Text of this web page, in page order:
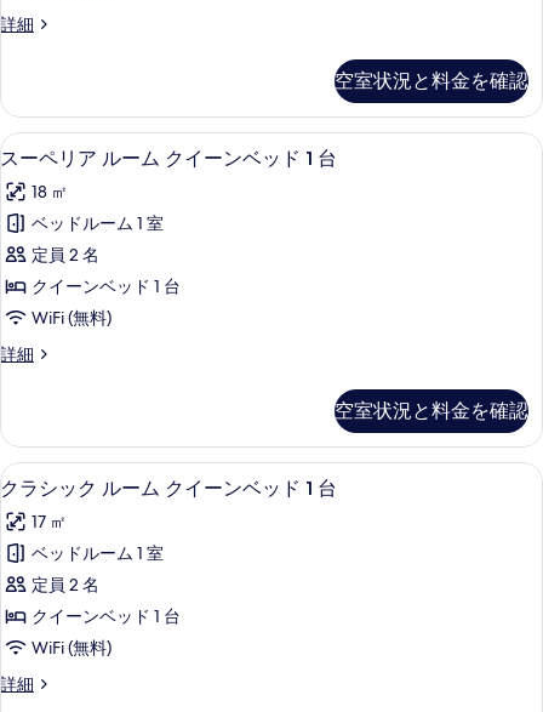
ト
す
べ
て
の
写
真
を
表
示
詳細
ジ
ス
イ
ー
の
詳
細
空室状況と料金を確認
ス
ー
ペ
リ
ア
ル
ム
イ
ー
ン
ベ
ッ
ド
1
台
の
スーペリア ルーム クイーンベッド 1
6
スーペリア ルーム クイーンベッド 1 台
18 ㎡
ベッドルーム 1 室
定員 2 名
クイーンベッド 1 台
WiFi (無料)
詳細
ス
ア
ル
ー
ク
イ
ー
ン
ベ
ッ
ド
1
空室状況と料金を確認
ク
ラ
シ
ッ
ク
ル
ム
クラシック ルーム クイーンベッド 1
6
クラシック ルーム クイーンベッド 1 台
17 ㎡
ベッドルーム 1 室
定員 2 名
クイーンベッド 1 台
WiFi (無料)
詳細
ク